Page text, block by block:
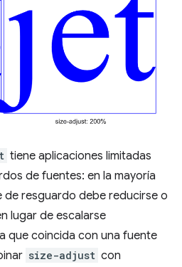
tiene aplicaciones limitadas
de fuentes: en la mayoría
de resguardo debe reducirse o
lugar de escalarse
que coincida con una fuente
size-adjust con